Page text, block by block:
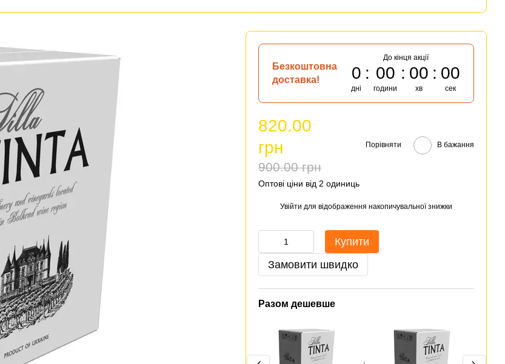
Безкоштовна
доставка!
До кінця акції
0
дні
00
години
00
хв
00
сек
820.00
грн
900.00 грн
Порівняти В бажання
Оптові ціни від 2 одиниць
Увійти для відображення накопичувальної знижки
Купити
Замовити швидко
Разом дешевше